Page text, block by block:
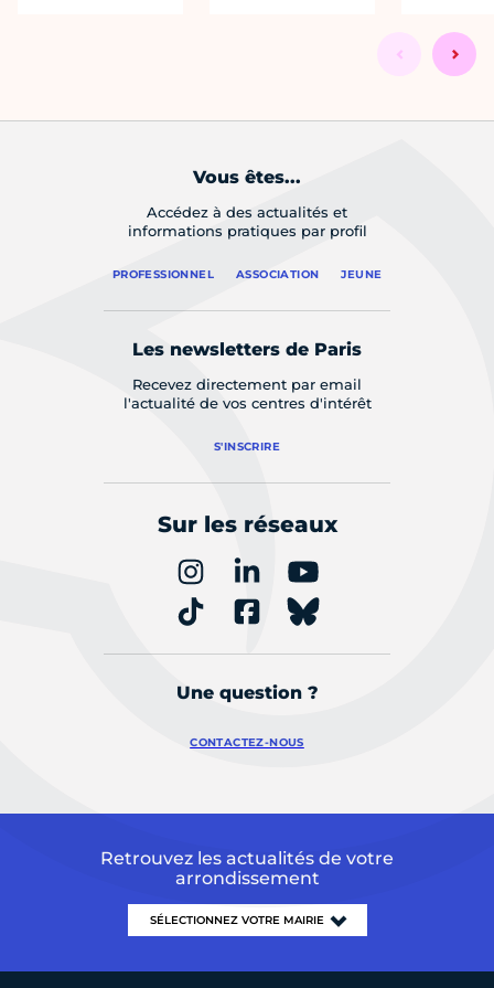
Vous êtes...
Accédez à des actualités et
informations pratiques par profil
PROFESSIONNEL ASSOCIATION JEUNE
Les newsletters de Paris
Recevez directement par email
l'actualité de vos centres d'intérêt
S'INSCRIRE
Sur les réseaux
Une question ?
CONTACTEZ-NOUS
Retrouvez les actualités de votre
arrondissement